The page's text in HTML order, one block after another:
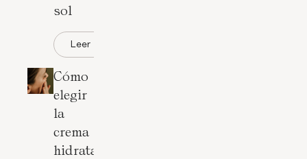
sol
Leer
Cómo
elegir
la
crema
hidratante